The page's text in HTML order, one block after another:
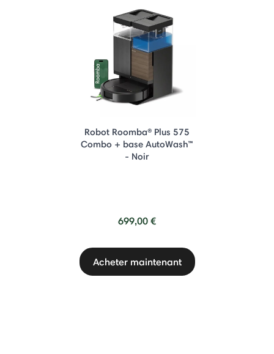
Robot Roomba® Plus 575
Combo + base AutoWash™
- Noir
699,00 €
Acheter maintenant